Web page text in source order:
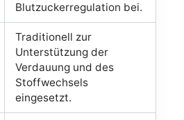
Blutzuckerregulation bei.
Traditionell zur
Unterstützung der
Verdauung und des
Stoffwechsels
eingesetzt.